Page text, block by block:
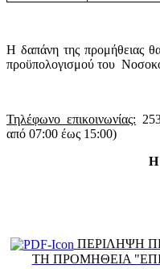
Η δαπάνη της προμήθειας θα
προϋπολογισμού του
Τηλέφωνο επικοινωνίας:
από 07:00 έως 15:00)
Η
ΠΕΡΙΛΗΨΗ
ΤΗ ΠΡΟΜΗΘΕΙΑ